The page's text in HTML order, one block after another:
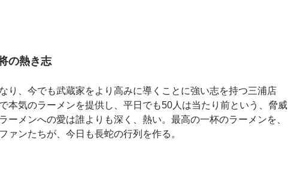
の熱き志
り、今でも武蔵家をより高みに導くことに強い志を持つ三浦店
本気のラーメンを提供し、平日でも50人は当たり前という、脅威
ーメンへの愛は誰よりも深く、熱い。最高の一杯のラーメンを、
ァンたちが、今日も長蛇の行列を作る。